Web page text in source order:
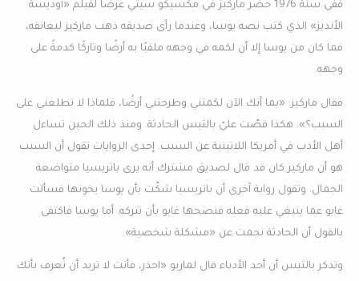
ففي سنة 1976 حضر ماركيز في مكسيكو سيتي عرضًا لفيلم «أوديسة
الأنديز» الذي كتب نصه يوسا، وعندما رأى صديقه ذهب ماركيز ليعانقه،
فما كان من يوسا إلا أن لكمه في وجهه ملقيًا به أرضًا وتاركًا كدمةً على
وجهه.
فقال ماركيز: «بما أنك الآن لكمتني وطرحتني أرضًا، فلماذا لا تطلعني على
السبب؟». هكذا قصّت عليّ بالثيس الحادثة. ومنذ ذلك الحين تساءل
أهل الأدب في أمريكا اللاتينية عن السبب. إحدى الروايات تقول أن السبب
هو أن ماركيز كان قد قال لصديق مشترك أنه يرى باتريسيا متواضعة
الجمال. وتقول رواية آخرى أن باتريسيا شكّت بأن يوسا يخونها فسألت
غابو عما ينبغي عليه فعله فنصحها غابو بأن تتركه. أما يوسا فاكتفى
بالقول أن الحادثة نجمت عن «مشكلة شخصية».
وتذكر بالثيس أن أحد الأدباء قال لماريو «احذر، فأنت لا تريد أن تُعرف بأنك